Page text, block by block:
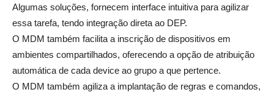
Algumas soluções, fornecem interface intuitiva para agilizar
essa tarefa, tendo integração direta ao DEP.
O MDM também facilita a inscrição de dispositivos em
ambientes compartilhados, oferecendo a opção de atribuição
automática de cada device ao grupo a que pertence.
O MDM também agiliza a implantação de regras e comandos,